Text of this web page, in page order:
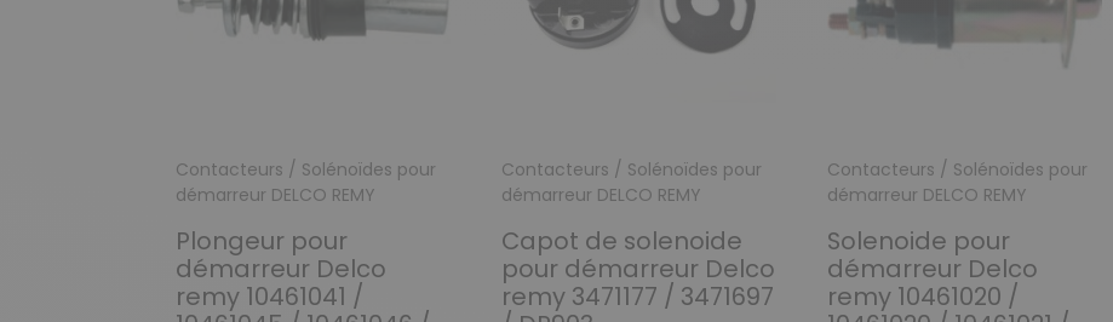
Contacteurs / Solénoïdes pour
démarreur DELCO REMY
Plongeur pour
démarreur Delco
remy 10461041 /
Contacteurs / Solénoïdes pour
démarreur DELCO REMY
Capot de solenoide
pour démarreur Delco
remy 3471177 / 3471697
Contacteurs / Solénoïdes pour
démarreur DELCO REMY
Solenoide pour
démarreur Delco
remy 10461020 /